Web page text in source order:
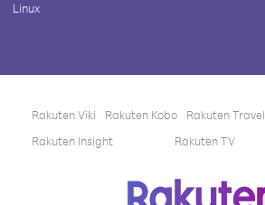
Linux
Rakuten Viki Rakuten Kobo Rakuten Travel
Rakuten Insight
Rakuten TV